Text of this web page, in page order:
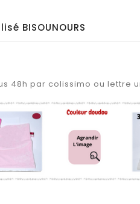
BISOUNOURS
48h par colissimo ou lettre